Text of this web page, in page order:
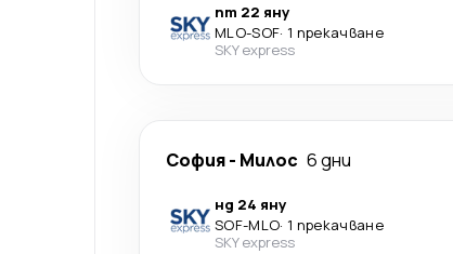
пт 22 яну
MLO-SOF· 1 прекачване
SKY express
София- Милос 6 дни
нд 24 яну
SOF-MLO· 1 прекачване
SKY express